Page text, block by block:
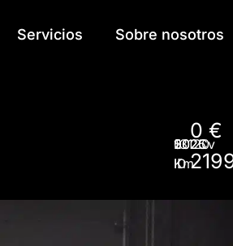
Servicios Sobre nosotros
Servicios Sobre nosotros
13120
ID
2025
0
Km
502Cv
0 €